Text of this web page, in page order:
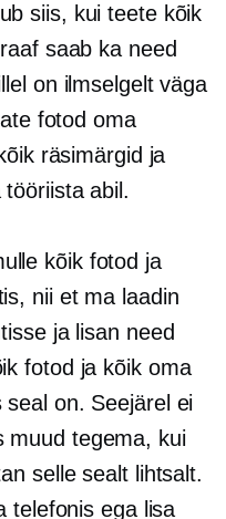
siis, kui teete kõik
saab ka need
on ilmselgelt väga
fotod oma
räsimärgid ja
abil.
kõik fotod ja
nii et ma laadin
ja lisan need
fotod ja kõik oma
on. Seejärel ei
muud tegema, kui
selle sealt lihtsalt.
telefonis ega lisa